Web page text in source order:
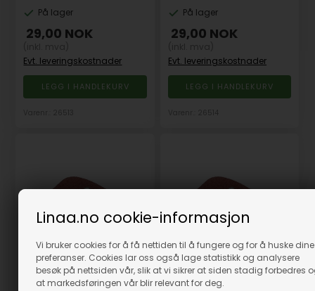
Linaa.no cookie-informasjon
Vi bruker cookies for å få nettiden til å fungere og for å huske dine
preferanser. Cookies lar oss også lage statistikk og analysere
besøk på nettsiden vår, slik at vi sikrer at siden stadig forbedres
at markedsføringen vår blir relevant for deg.
På lager
29,00 NOK
Evt. leveringskostnader
På lager
29,00 NOK
Evt. leveringskostnader
Sandpapir for slipemus
Sandpapir for slipemus